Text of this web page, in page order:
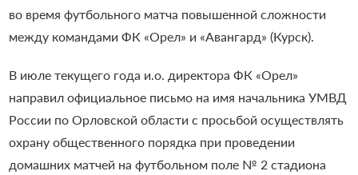
во время футбольного матча повышенной сложности
между командами ФК «Орел» и «Авангард» (Курск).
В июле текущего года и.о. директора ФК «Орел»
направил официальное письмо на имя начальника УМВД
России по Орловской области с просьбой осуществлять
охрану общественного порядка при проведении
домашних матчей на футбольном поле № 2 стадиона